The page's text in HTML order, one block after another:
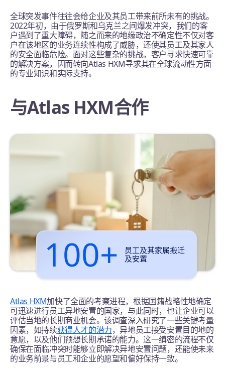
全球突发事件往往会给企业及其员工带来前所未有的挑战。
2022年初，由于俄罗斯和乌克兰之间爆发冲突，我们的客
户遇到了重大障碍，随之而来的地缘政治不确定性不仅对客
户在该地区的业务连续性构成了威胁，还使其员工及其家人
的安全面临危险。面对这些复杂的挑战，客户寻求快速可靠
的解决方案，因而转向Atlas HXM寻求其在全球流动性方面
的专业知识和实际支持。
与Atlas HXM合作
100+
员工及其家属搬迁
及安置
Atlas HXM加快了全面的考察进程，根据国籍战略性地确定
可迅速进行员工异地安置的国家，与此同时，也让企业可以
评估当地的长期商业机会。该调查深入研究了一些关键考量
因素，如持续获得人才的潜力，异地员工接受安置目的地的
意愿，以及他们预想长期承诺的能力。这一缜密的流程不仅
确保在面临冲突时能够立即解决异地安置问题，还能使未来
的业务前景与员工和企业的愿望和偏好保持一致。